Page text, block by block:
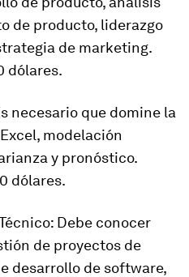
de producto, liderazgo
de marketing.
dólares.
necesario que domine la
modelación
y pronóstico.
dólares.
Debe conocer
de proyectos de
desarrollo de software,